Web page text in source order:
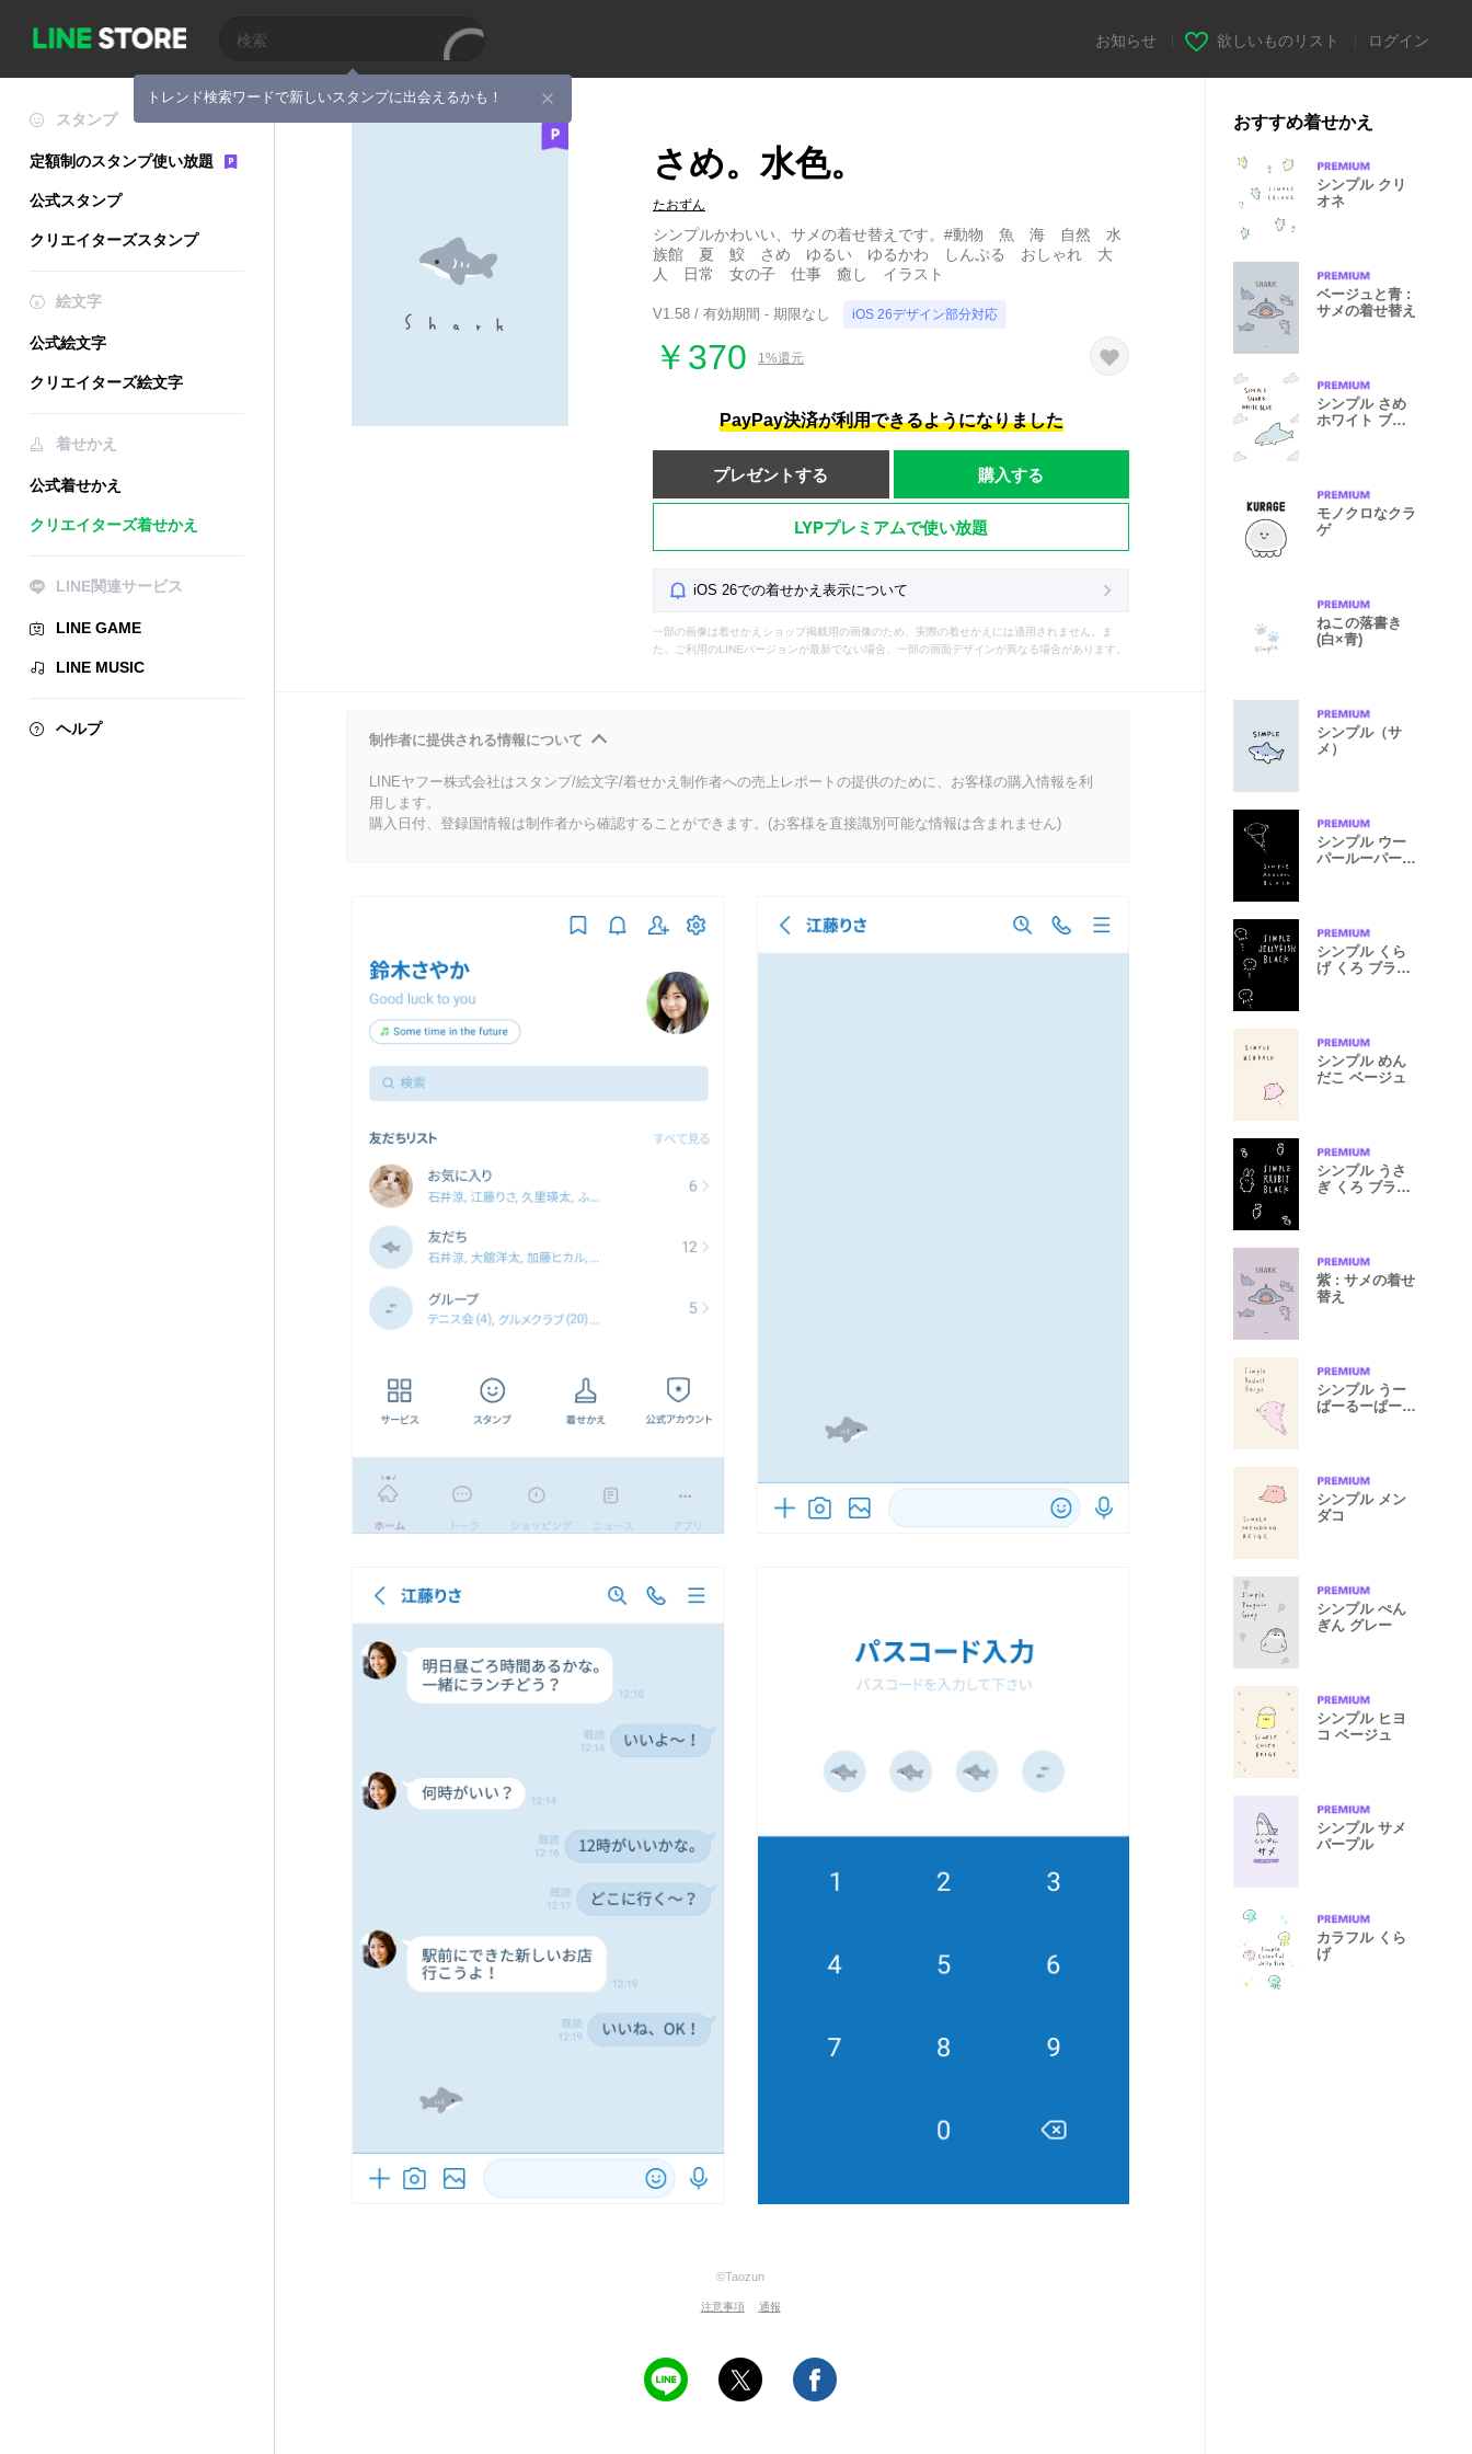
トレンド検索ワードで新しいスタンプに出会えるかも！
お知らせ 欲しいものリスト ログイン
スタンプ
定額制のスタンプ使い放題
公式スタンプ
クリエイターズスタンプ
絵文字
公式絵文字
クリエイターズ絵文字
着せかえ
公式着せかえ
クリエイターズ着せかえ
LINE関連サービス
LINE GAME
LINE MUSIC
ヘルプ
さめ。水色。
たおずん
シンプルかわいい、サメの着せ替えです。#動物 魚 海 自然 水
族館 夏 鮫 さめ ゆるい ゆるかわ しんぷる おしゃれ 大
人 日常 女の子 仕事 癒し イラスト
V1.58 / 有効期間 - 期限なし iOS 26デザイン部分対応
￥370 1%還元
PayPay決済が利用できるようになりました
プレゼントする 購入する
LYPプレミアムで使い放題
iOS 26での着せかえ表示について
一部の画像は着せかえショップ掲載用の画像のため、実際の着せかえには適用されません。ま
た、ご利用のLINEバージョンが最新でない場合、一部の画面デザインが異なる場合があります。
制作者に提供される情報について
LINEヤフー株式会社はスタンプ/絵文字/着せかえ制作者への売上レポートの提供のために、お客様の購入情報を利
用します。
購入日付、登録国情報は制作者から確認することができます。(お客様を直接識別可能な情報は含まれません)
©Taozun
注意事項 通報
おすすめ着せかえ
シンプル クリ
オネ
ベージュと青 :
サメの着せ替え
シンプル さめ
ホワイト ブル
モノクロなクラ
ゲ
ねこの落書き
(白×青)
シンプル（サ
メ）
シンプル ウー
パールーパー
シンプル くら
げ くろ ブラッ
シンプル めん
だこ ベージュ
シンプル うさ
ぎ くろ ブラッ
紫 : サメの着せ
替え
シンプル うー
ぱーるーぱー
シンプル メン
ダコ
シンプル ぺん
ぎん グレー
シンプル ヒヨ
コ ベージュ
シンプル サメ
パープル
カラフル くら
げ